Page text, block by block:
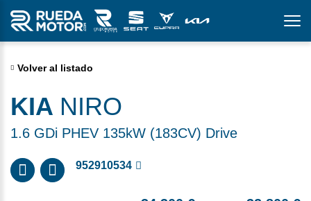
Volver al listado
KIA NIRO
1.6 GDi PHEV 135kW (183CV) Drive
952910534